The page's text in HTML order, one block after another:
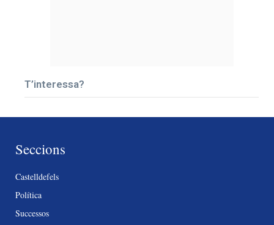
T’interessa?
Seccions
Castelldefels
Política
Successos